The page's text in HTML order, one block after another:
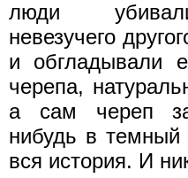
люди
невезучего
и обгладывали
черепа,
а сам череп
нибудь в
вся история. И